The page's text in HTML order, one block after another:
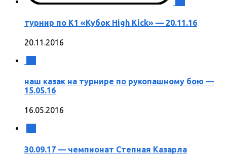
турнир по K1 «Кубок High Kick» — 20.11.16
20.11.2016
наш казак на турнире по рукопашному бою —
15.05.16
16.05.2016
30.09.17 — чемпионат Степная Казарла